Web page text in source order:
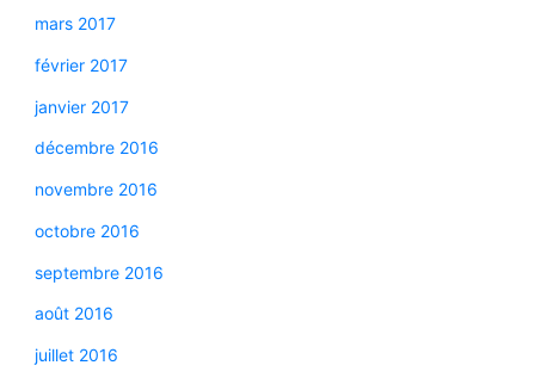
mars 2017
février 2017
janvier 2017
décembre 2016
novembre 2016
octobre 2016
septembre 2016
août 2016
juillet 2016